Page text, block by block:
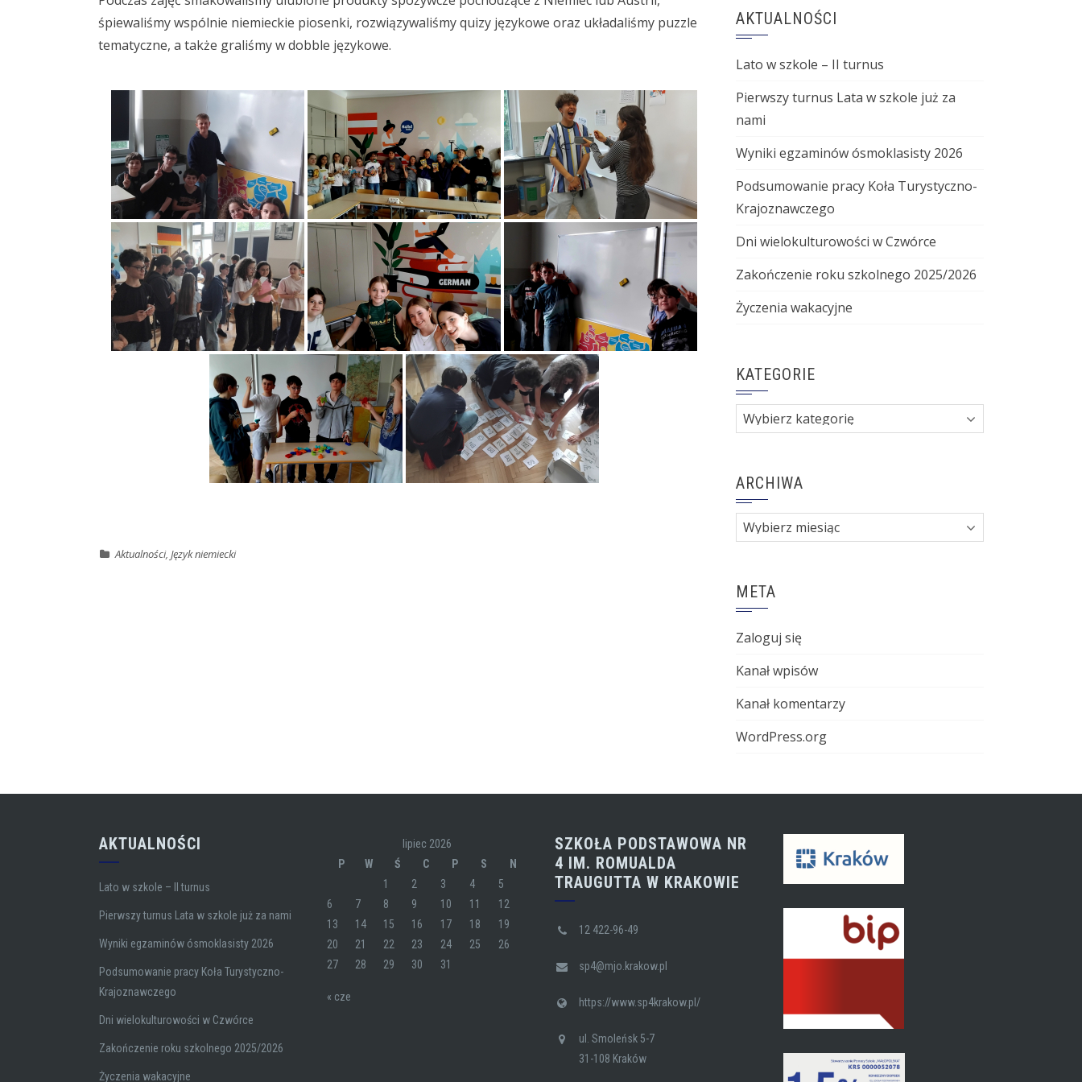
śpiewaliśmy wspólnie niemieckie piosenki, rozwiązywaliśmy quizy językowe oraz układaliśmy puzzle
tematyczne, a także graliśmy w dobble językowe.
Aktualności,Język niemiecki
AKTUALNOŚCI
Lato w szkole – II turnus
Pierwszy turnus Lata w szkole już za
nami
Wyniki egzaminów ósmoklasisty 2026
Podsumowanie pracy Koła Turystyczno-
Krajoznawczego
Dni wielokulturowości w Czwórce
Zakończenie roku szkolnego 2025/2026
Życzenia wakacyjne
KATEGORIE
Kategorie
ARCHIWA
Archiwa
META
Zaloguj się
Kanał wpisów
Kanał komentarzy
WordPress.org
AKTUALNOŚCI
Lato w szkole – II turnus
Pierwszy turnus Lata w szkole już za nami
Wyniki egzaminów ósmoklasisty 2026
Podsumowanie pracy Koła Turystyczno-
Krajoznawczego
Dni wielokulturowości w Czwórce
Zakończenie roku szkolnego 2025/2026
Życzenia wakacyjne
lipiec 2026
P
W Ś C P S
N
1
2 3 4
5
6
7 8 9 10 11
12
13
14 15 16 17 18
19
20
21 22 23 24 25
26
27
28 29 30 31
« cze
SZKOŁA PODSTAWOWA NR
4 IM. ROMUALDA
TRAUGUTTA W KRAKOWIE
12 422-96-49
sp4@mjo.krakow.pl
https://www.sp4krakow.pl/
ul. Smoleńsk 5-7
31-108 Kraków